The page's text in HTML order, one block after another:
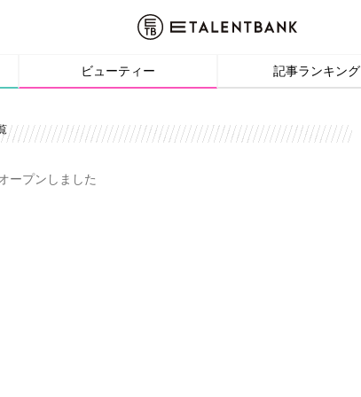
ビューティー 記事ランキング
ープンしました